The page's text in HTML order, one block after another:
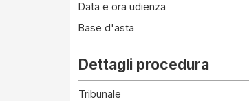
Data e ora udienza
Base d'asta
Dettagli procedura
Tribunale